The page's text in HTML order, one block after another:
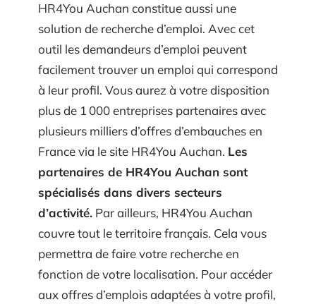
HR4You Auchan constitue aussi une
solution de recherche d’emploi. Avec cet
outil les demandeurs d’emploi peuvent
facilement trouver un emploi qui correspond
à leur profil. Vous aurez à votre disposition
plus de 1 000 entreprises partenaires avec
plusieurs milliers d’offres d’embauches en
France via le site HR4You Auchan. Les
partenaires de HR4You Auchan sont
spécialisés dans divers secteurs
d’activité. Par ailleurs, HR4You Auchan
couvre tout le territoire français. Cela vous
permettra de faire votre recherche en
fonction de votre localisation. Pour accéder
aux offres d’emplois adaptées à votre profil,